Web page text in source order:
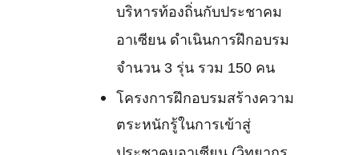
บริหารท้องถิ่นกับประชาคม
อาเซียน ดำเนินการฝึกอบรม
จำนวน 3 รุ่น รวม 150 คน
โครงการฝึกอบรมสร้างความ
ตระหนักรู้ในการเข้าสู่